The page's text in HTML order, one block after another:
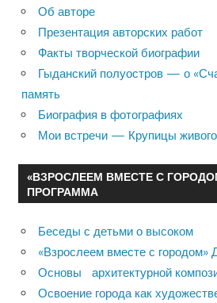
Об авторе
Презентация авторских работ
Факты творческой биографии
Гыданский полуостров — о
память
Биография в фотографиях
Мои встречи — Крупицы
«ВЗРОСЛЕЕМ ВМЕСТЕ С
ПРОГРАММА
Беседы с детьми о высоком
«Взрослеем вместе с городом»
Основы архитектурной
Освоение города как